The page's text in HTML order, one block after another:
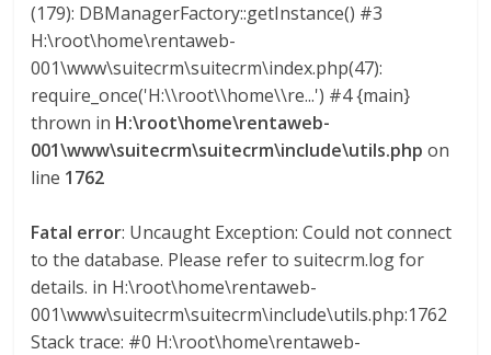
a
e
n
B
o
(179): DBManagerFactory::getInstance() #3
H:\root\home\rentaweb-
001\www\suitecrm\suitecrm\index.php(47):
require_once('H:\\root\\home\\re...') #4 {main}
thrown in H:\root\home\rentaweb-
001\www\suitecrm\suitecrm\include\utils.php on
line 1762
Fatal error: Uncaught Exception: Could not connect
to the database. Please refer to suitecrm.log for
details. in H:\root\home\rentaweb-
001\www\suitecrm\suitecrm\include\utils.php:1762
Stack trace: #0 H:\root\home\rentaweb-